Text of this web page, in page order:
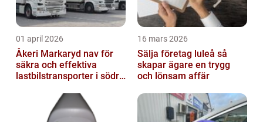
01 april 2026
Åkeri Markaryd nav för
säkra och effektiva
lastbilstransporter i södra
16 mars 2026
Sälja företag luleå så
skapar ägare en trygg
och lönsam affär